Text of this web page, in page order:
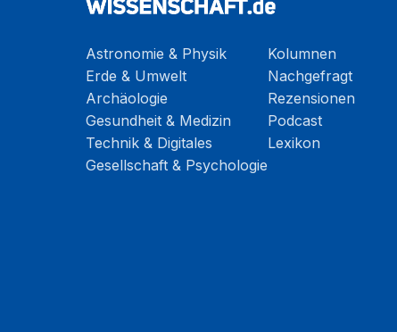
Astronomie & Physik
Erde & Umwelt
Archäologie
Gesundheit & Medizin
Technik & Digitales
Gesellschaft & Psychologie
Kolumnen
Nachgefragt
Rezensionen
Podcast
Lexikon